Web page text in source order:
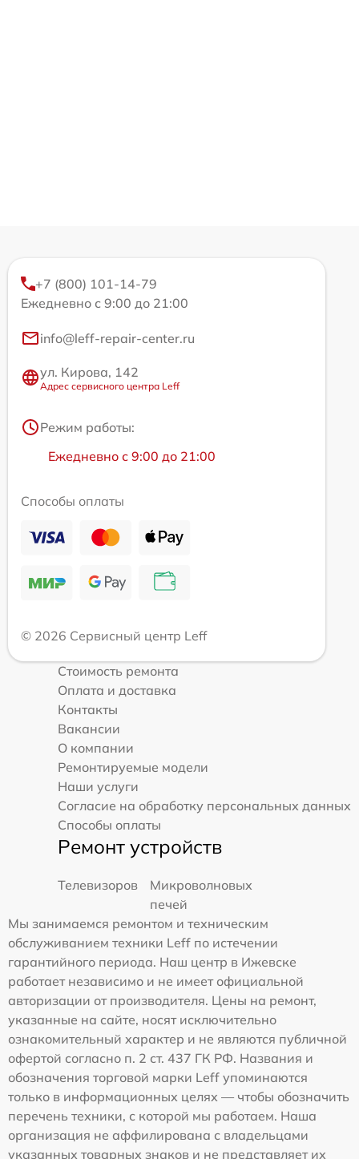
+7 (800) 101-14-79
Ежедневно с 9:00 до 21:00
info@leff-repair-center.ru
ул. Кирова, 142
Адрес сервисного центра Leff
Режим работы:
Ежедневно с 9:00 до 21:00
Способы оплаты
© 2026 Сервисный центр Leff
Стоимость ремонта
Оплата и доставка
Контакты
Вакансии
О компании
Ремонтируемые модели
Наши услуги
Согласие на обработку персональных данных
Способы оплаты
Ремонт устройств
Телевизоров
Микроволновых
печей
Мы занимаемся ремонтом и техническим
обслуживанием техники Leff по истечении
гарантийного периода. Наш центр в Ижевске
работает независимо и не имеет официальной
авторизации от производителя. Цены на ремонт,
указанные на сайте, носят исключительно
ознакомительный характер и не являются публичной
офертой согласно п. 2 ст. 437 ГК РФ. Названия и
обозначения торговой марки Leff упоминаются
только в информационных целях — чтобы обозначить
перечень техники, с которой мы работаем. Наша
организация не аффилирована с владельцами
указанных товарных знаков и не представляет их